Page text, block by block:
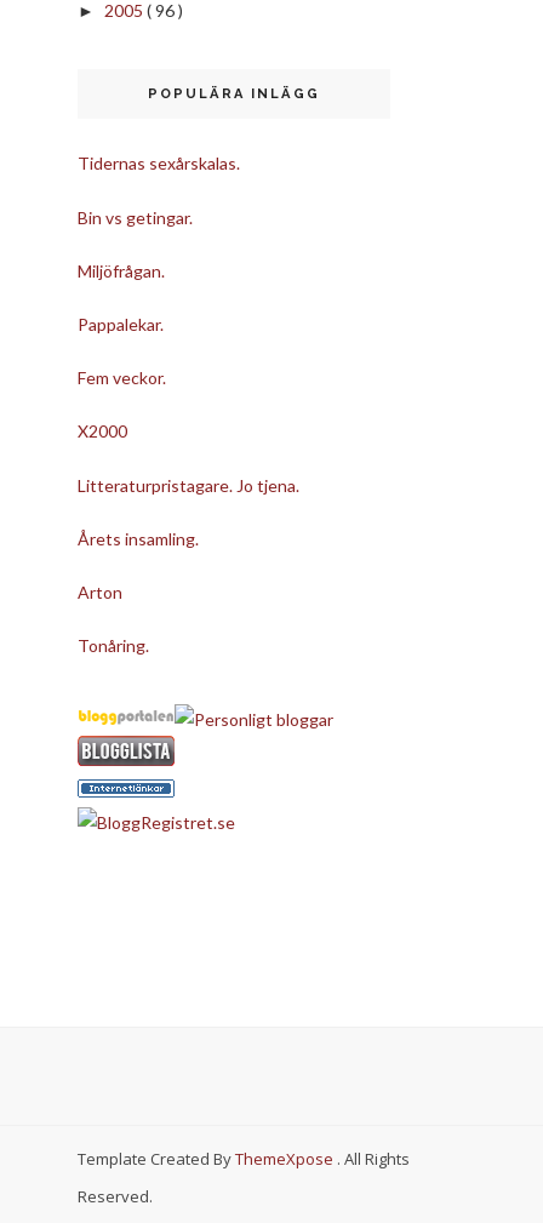
► 2005 ( 96 )
POPULÄRA INLÄGG
Tidernas sexårskalas.
Bin vs getingar.
Miljöfrågan.
Pappalekar.
Fem veckor.
X2000
Litteraturpristagare. Jo tjena.
Årets insamling.
Arton
Tonåring.
Template Created ByThemeXpose . All Rights
Reserved.